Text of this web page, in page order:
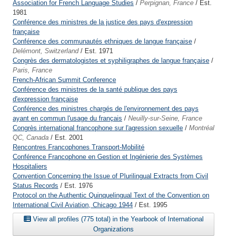
Association for French Language Studies / Perpignan, France / Est.
1981
Conférence des ministres de la justice des pays d'expression
française
Conférence des communautés ethniques de langue française /
Delémont, Switzerland/ Est. 1971
Congrès des dermatologistes et syphiligraphes de langue française /
Paris, France
French-African Summit Conference
Conférence des ministres de la santé publique des pays
d'expression française
Conférence des ministres chargés de l'environnement des pays
ayant en commun l'usage du français / Neuilly-sur-Seine, France
Congrès international francophone sur l'agression sexuelle / Montréal
QC, Canada / Est. 2001
Rencontres Francophones Transport-Mobilité
Conférence Francophone en Gestion et Ingénierie des Systèmes
Hospitaliers
Convention Concerning the Issue of Plurilingual Extracts from Civil
Status Records / Est. 1976
Protocol on the Authentic Quinquelingual Text of the Convention on
International Civil Aviation, Chicago 1944 / Est. 1995
View all profiles (775 total) in the Yearbook of International
Organizations